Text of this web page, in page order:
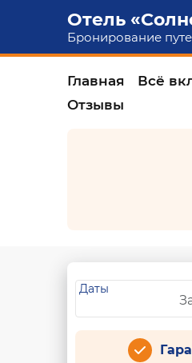
Отель
Бронирование
Главная Всё
Отзывы
Даты